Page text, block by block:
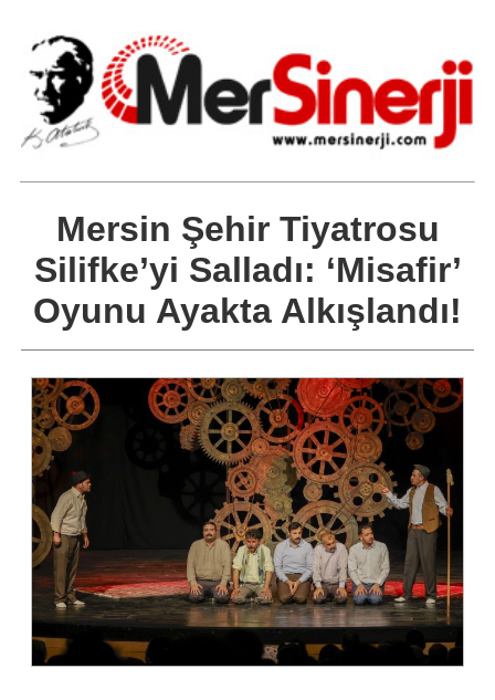
Mersin Şehir Tiyatrosu
Silifke’yi Salladı: ‘Misafir’
Oyunu Ayakta Alkışlandı!